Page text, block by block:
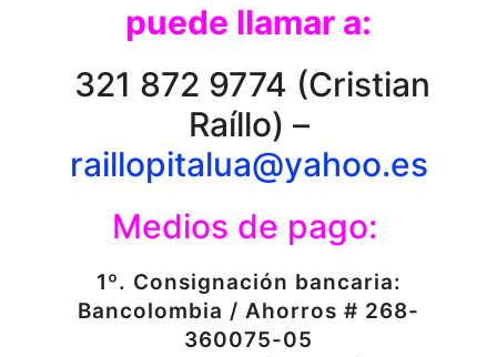
puede llamar a:
321 872 9774 (Cristian
Raíllo) –
raillopitalua@yahoo.es
Medios de pago:
1º. Consignación bancaria:
Bancolombia / Ahorros # 268-
360075-05